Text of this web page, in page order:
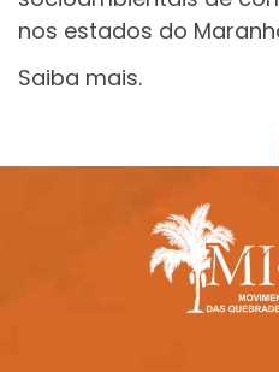
nos estados do
Saiba mais.